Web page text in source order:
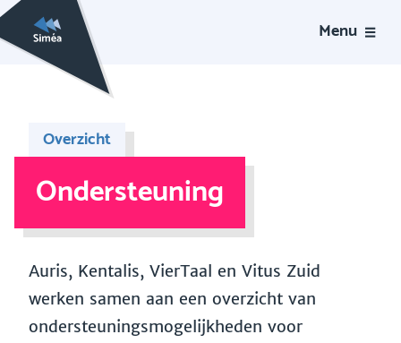
Menu
Overzicht
Ondersteuning
Auris, Kentalis, VierTaal en Vitus Zuid
werken samen aan een overzicht van
ondersteuningsmogelijkheden voor